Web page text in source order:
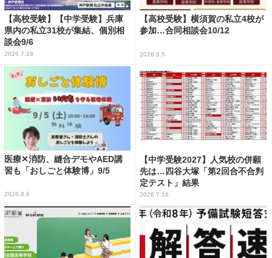
【高校受験】【中学受験】兵庫
県内の私立31校が集結、個別相
談会9/6
2026.7.28
【高校受験】横須賀の私立4校が
参加…合同相談会10/12
2026.8.5
医療✕消防、縫合デモやAED講
習も「おしごと体験博」9/5
2026.8.6
【中学受験2027】人気校の併願
先は…四谷大塚「第2回合不合判
定テスト」結果
2026.7.16